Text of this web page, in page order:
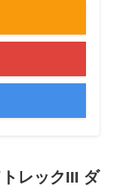
レックIII ダ